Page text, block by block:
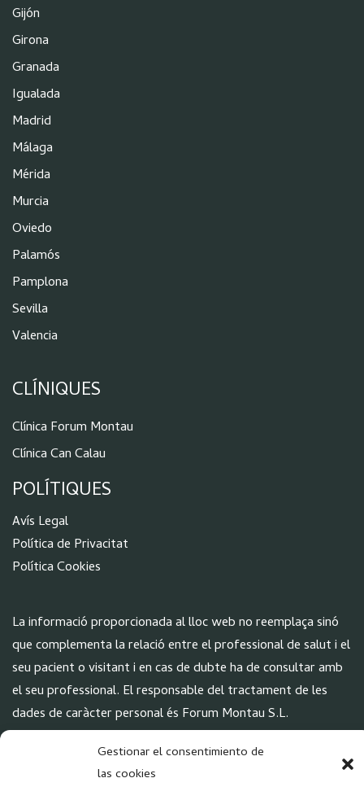
Gestionar el consentimiento de
las cookies
Gijón
Girona
Granada
Igualada
Madrid
Málaga
Mérida
Murcia
Oviedo
Palamós
Pamplona
Sevilla
Valencia
CLÍNIQUES
Clínica Forum Montau
Clínica Can Calau
POLÍTIQUES
Avís Legal
Política de Privacitat
Política Cookies
La informació proporcionada al lloc web no reemplaça sinó
que complementa la relació entre el professional de salut i el
seu pacient o visitant i en cas de dubte ha de consultar amb
el seu professional. El responsable del tractament de les
dades de caràcter personal és Forum Montau S.L.